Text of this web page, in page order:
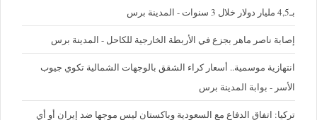
بـ4,5 مليار دولار خلال 3 سنوات - المدينة برس
إصابة ناصر ماهر بجزع في الأربطة الخارجية للكاحل - المدينة برس
‪انتهازية موسمية.. أسعار كراء الشقق بالوجهات الشمالية تكوي جيوب
الأسر - بوابة المدينة برس
تركيا: اتفاق الدفاع مع السعودية وباكستان ليس موجها ضد إيران أو أي